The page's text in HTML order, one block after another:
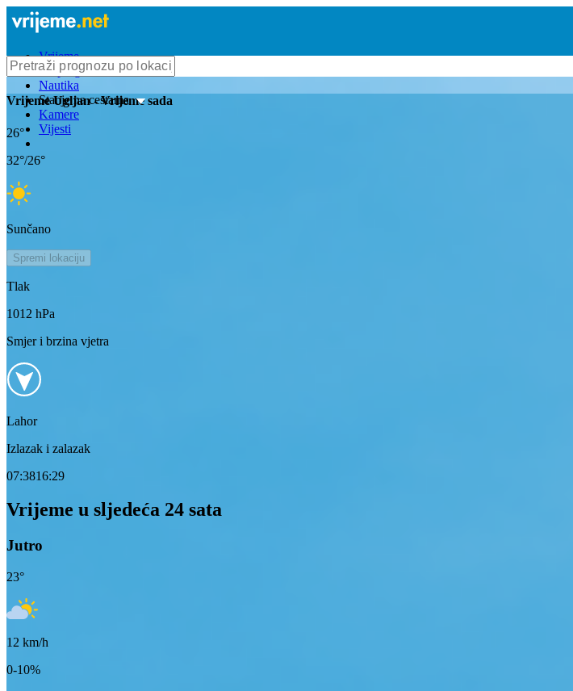
Vrijeme
Bioprognoza
Nautika
Stanje na cestama
Kamere
Vijesti
VrijemeUgljan- Vrijeme sada
26°
32°/26°
Sunčano
Spremi lokaciju
Tlak
1012 hPa
Smjer i brzina vjetra
Lahor
Izlazak i zalazak
07:3816:29
Vrijeme u sljedeća 24 sata
Jutro
23°
12 km/h
0-10%